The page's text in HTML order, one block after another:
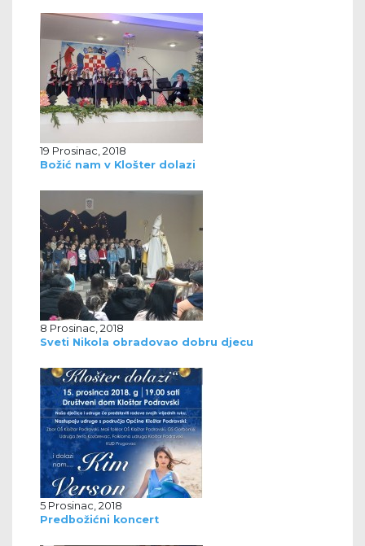
19 Prosinac, 2018
Božić nam v Klošter dolazi
8 Prosinac, 2018
Sveti Nikola obradovao dobru djecu
5 Prosinac, 2018
Predbožićni koncert